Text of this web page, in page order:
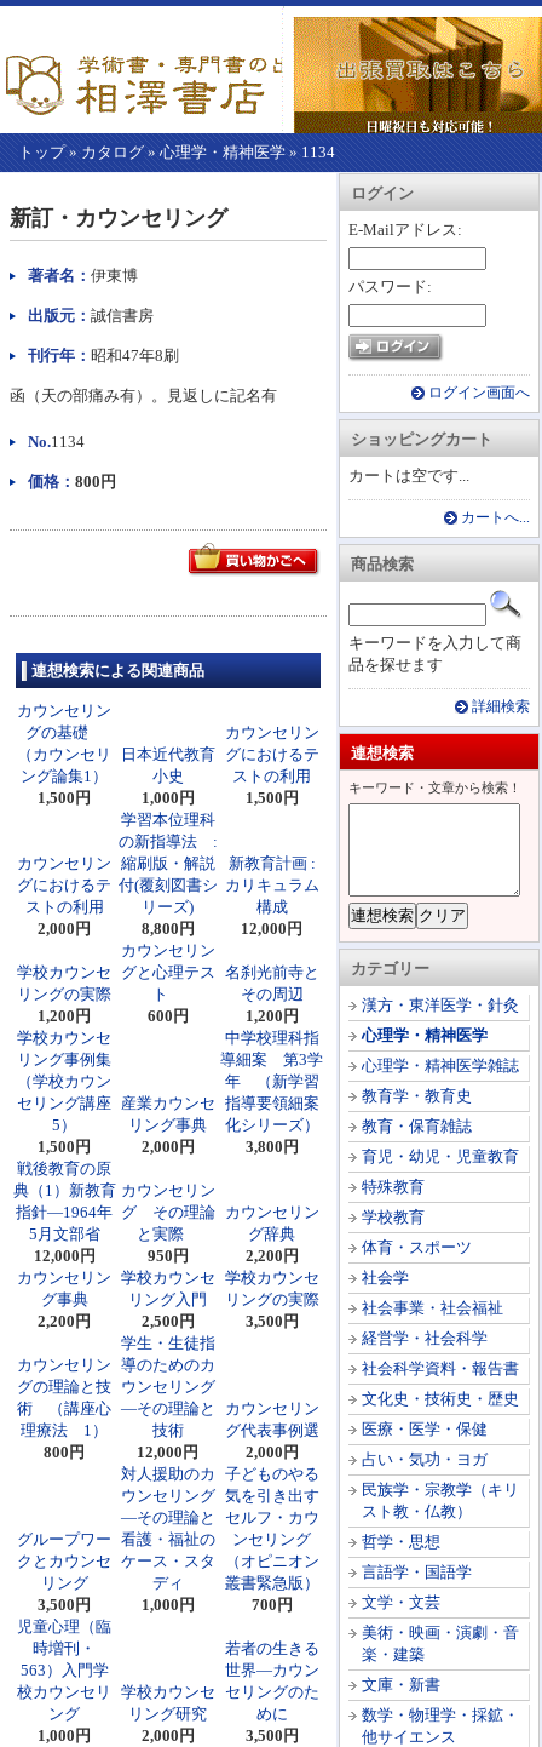
トップ» カタログ » 心理学・精神医学 » 1134
カートを見る
ログイン
E-Mailアドレス:
パスワード:
ログイン画面へ
ショッピングカート
カートは空です...
カートへ...
商品検索
キーワードを入力して商
品を探せます
詳細検索
連想検索
キーワード・文章から検索！
カテゴリー
漢方・東洋医学・針灸
心理学・精神医学
心理学・精神医学雑誌
教育学・教育史
教育・保育雑誌
育児・幼児・児童教育
特殊教育
学校教育
体育・スポーツ
社会学
社会事業・社会福祉
経営学・社会科学
社会科学資料・報告書
文化史・技術史・歴史
医療・医学・保健
占い・気功・ヨガ
民族学・宗教学（キリ
スト教・仏教）
哲学・思想
言語学・国語学
文学・文芸
美術・映画・演劇・音
楽・建築
文庫・新書
数学・物理学・採鉱・
他サイエンス
こ
か
本
新訂・カウンセリング
著者名： 伊東博
出版元： 誠信書房
刊行年： 昭和47年8刷
函（天の部痛み有）。見返しに記名有
No.1134
価格： 800円
連想検索による関連商品
カウンセリン
グの基礎
（カウンセリ
ング論集1）
1,500円
日本近代教育
小史
1,000円
カウンセリン
グにおけるテ
ストの利用
1,500円
カウンセリン
グにおけるテ
ストの利用
2,000円
学習本位理科
の新指導法 :
縮刷版・解説
付(覆刻図書シ
リーズ)
8,800円
新教育計画 :
カリキュラム
構成
12,000円
学校カウンセ
リングの実際
1,200円
カウンセリン
グと心理テス
ト
600円
名刹光前寺と
その周辺
1,200円
学校カウンセ
リング事例集
（学校カウン
セリング講座
5）
1,500円
産業カウンセ
リング事典
2,000円
中学校理科指
導細案 第3学
年 （新学習
指導要領細案
化シリーズ）
3,800円
戦後教育の原
典（1）新教育
指針―1964年
5月文部省
12,000円
カウンセリン
グ その理論
と実際
950円
カウンセリン
グ辞典
2,200円
カウンセリン
グ事典
2,200円
学校カウンセ
リング入門
2,500円
学校カウンセ
リングの実際
3,500円
カウンセリン
グの理論と技
術 （講座心
理療法 1）
800円
学生・生徒指
導のためのカ
ウンセリング
―その理論と
技術
12,000円
カウンセリン
グ代表事例選
2,000円
グループワー
クとカウンセ
リング
3,500円
対人援助のカ
ウンセリング
―その理論と
看護・福祉の
ケース・スタ
ディ
1,000円
子どものやる
気を引き出す
セルフ・カウ
ンセリング
（オピニオン
叢書緊急版）
700円
児童心理（臨
時増刊・
563）入門学
校カウンセリ
ング
1,000円
学校カウンセ
リング研究
2,000円
若者の生きる
世界―カウン
セリングのた
めに
3,500円